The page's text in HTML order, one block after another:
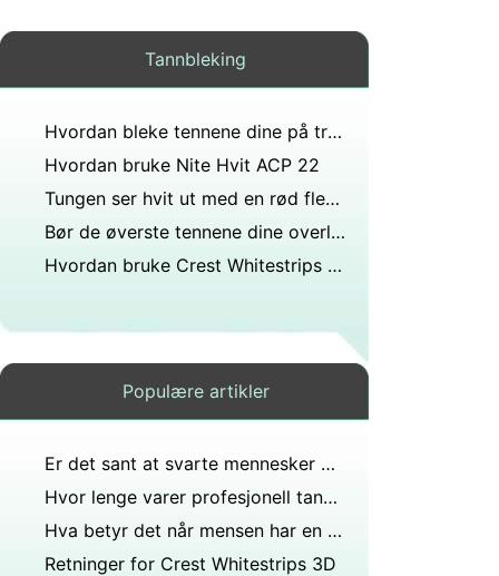
Tannbleking
Hvordan bleke tennene dine på tre dager
Hvordan bruke Nite Hvit ACP 22
Tungen ser hvit ut med en rød flekk og liten splitt i midten, hva kan årsaken være?
Bør de øverste tennene dine overlappe bunnen litt?
Hvordan bruke Crest Whitestrips Professional
Populære artikler
Er det sant at svarte mennesker med o blodtype er halvt hvite?
Hvor lenge varer profesjonell tannbleking?
Hva betyr det når mensen har en hvit væske?
Retninger for Crest Whitestrips 3D